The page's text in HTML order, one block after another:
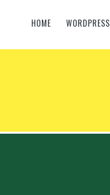
HOME WORDPRESS